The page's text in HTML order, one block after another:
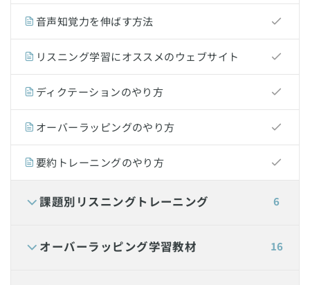
音声知覚力を伸ばす方法
リスニング学習にオススメのウェブサイト
ディクテーションのやり方
オーバーラッピングのやり方
要約トレーニングのやり方
課題別リスニングトレーニング 6
オーバーラッピング学習教材 16